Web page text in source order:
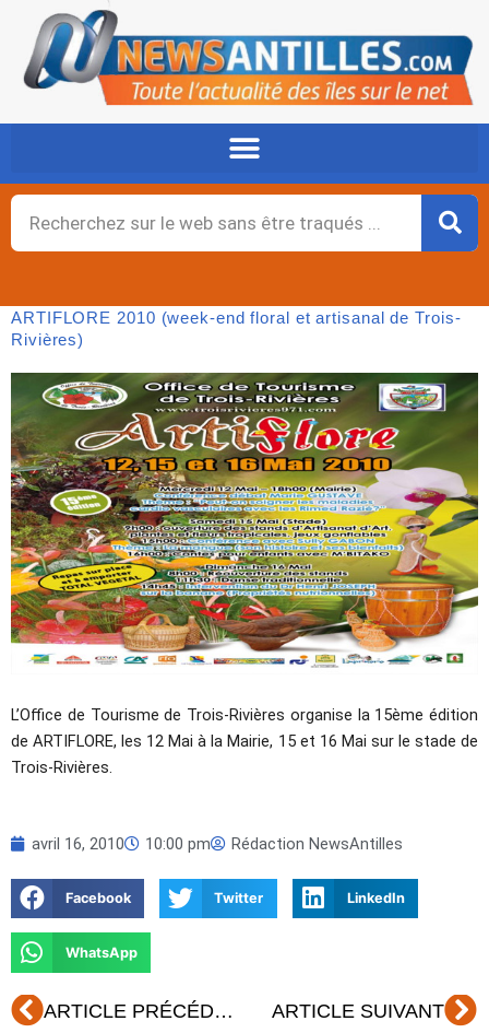
contenu
Rechercher
ARTIFLORE 2010 (week-end floral et artisanal de Trois-
Rivières)
L’Office de Tourisme de Trois-Rivières organise la 15ème édition
de ARTIFLORE, les 12 Mai à la Mairie, 15 et 16 Mai sur le stade de
Trois-Rivières.
avril 16, 2010 10:00 pm Rédaction NewsAntilles
Facebook Twitter LinkedIn
WhatsApp
Précédent ARTICLE PRÉCÉDENT ARTICLE SUIVANT